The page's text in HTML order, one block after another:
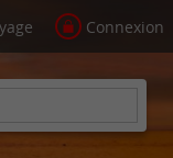
Connexion